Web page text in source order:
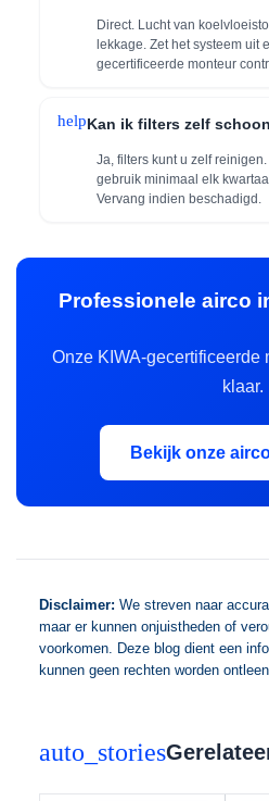
Direct. Lucht van
lekkage. Zet het systeem uit
gecertificeerde monteur
helpKan ik filters zelf
Ja, filters kunt u zelf
gebruik minimaal elk
Vervang indien beschadigd.
Professionele airco
Onze KIWA-gecertificeerde
klaar.
Bekijk onze
Disclaimer: We streven naar
maar er kunnen onjuistheden of
voorkomen. Deze blog dient een
kunnen geen rechten worden
auto_stories